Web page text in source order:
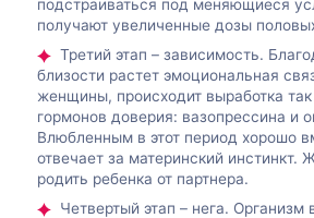
подстраиваться под меняющиеся
получают увеличенные дозы
Третий этап – зависимость.
близости растет эмоциональная
женщины, происходит выработка
гормонов доверия: вазопрессина и
Влюбленным в этот период хорошо
отвечает за материнский инстинкт.
родить ребенка от партнера.
Четвертый этап – нега. Организм